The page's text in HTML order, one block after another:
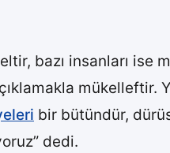
bazı insanları
mükelleftir.
bir bütündür,
dedi.